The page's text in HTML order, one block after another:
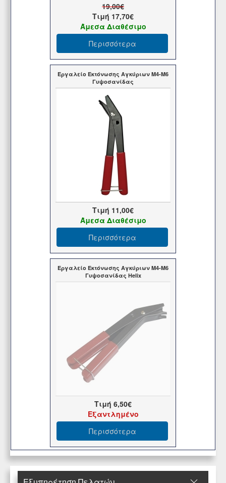
19,00€
Τιμή 17,70€
Άμεσα Διαθέσιμο
Περισσότερα
Εργαλείο Εκτόνωσης Αγκύριων Μ4-Μ6
Γυψοσανίδας
Τιμή 11,00€
Άμεσα Διαθέσιμο
Περισσότερα
Εργαλείο Εκτόνωσης Αγκύριων Μ4-Μ6
Γυψοσανίδας Helix
Τιμή 6,50€
Εξαντλημένο
Περισσότερα